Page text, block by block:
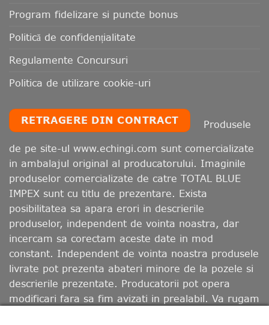
Program fidelizare si puncte bonus
Politică de confidențialitate
Regulamente Concursuri
Politica de utilizare cookie-uri
RETRAGERE DIN CONTRACT
Produsele
de pe site-ul www.echingi.com sunt comercializate
in ambalajul original al producatorului. Imaginile
produselor comercializate de catre TOTAL BLUE
IMPEX sunt cu titlu de prezentare. Exista
posibilitatea sa apara erori in descrierile
produselor, independent de vointa noastra, dar
incercam sa corectam aceste date in mod
constant. Independent de vointa noastra produsele
livrate pot prezenta abateri minore de la pozele si
descrierile prezentate. Producatorii pot opera
modificari fara sa fim avizati in prealabil. Va rugam